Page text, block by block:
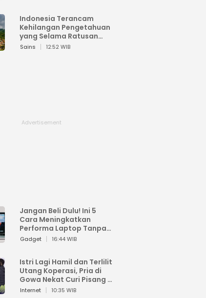
Indonesia Terancam
Kehilangan Pengetahuan
yang Selama Ratusan
Tahun Menjaga Alam
Sains 12:52 WIB
Jangan Beli Dulu! Ini 5
Cara Meningkatkan
Performa Laptop Tanpa
Harus Beli Baru
Gadget 16:44 WIB
Istri Lagi Hamil dan Terlilit
Utang Koperasi, Pria di
Gowa Nekat Curi Pisang 4
Tandan Milik Tetangga,
Internet 10:35 WIB